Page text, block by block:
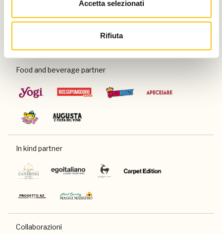
Accetta selezionati
Rifiuta
Con il patrocinio di
Food and beverage partner
In kind partner
Collaborazioni